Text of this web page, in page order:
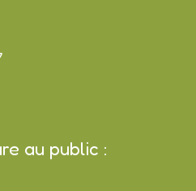
au public :